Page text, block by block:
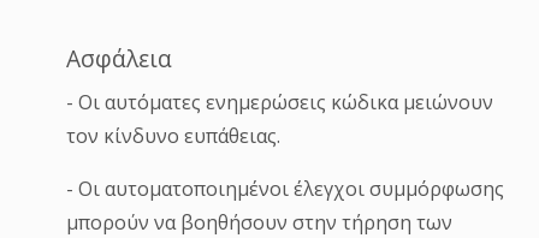
Ασφάλεια
- Οι αυτόματες ενημερώσεις κώδικα μειώνουν
τον κίνδυνο ευπάθειας.
- Οι αυτοματοποιημένοι έλεγχοι συμμόρφωσης
μπορούν να βοηθήσουν στην τήρηση των